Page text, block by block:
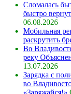
Сломалась
быстро
06.08.2026
Мобильная
раскрутить
Во
реку
13.07.2026
Зарядка с
во